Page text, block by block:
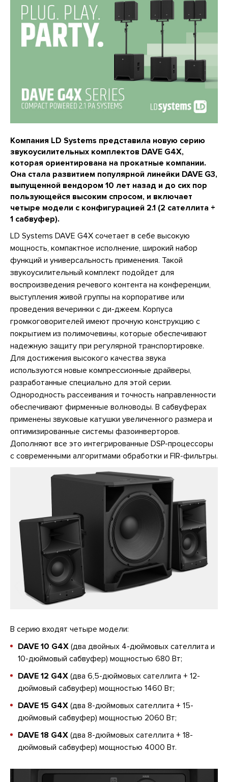
Компания LD Systems представила новую серию
звукоусилительных комплектов DAVE G4X,
которая ориентирована на прокатные компании.
Она стала развитием популярной линейки DAVE G3,
выпущенной вендором 10 лет назад и до сих пор
пользующейся высоким спросом, и включает
четыре модели с конфигурацией 2.1 (2 сателлита +
1 сабвуфер).
LD Systems DAVE G4X сочетает в себе высокую
мощность, компактное исполнение, широкий набор
функций и универсальность применения. Такой
звукоусилительный комплект подойдет для
воспроизведения речевого контента на конференции,
выступления живой группы на корпоративе или
проведения вечеринки с ди-джеем. Корпуса
громкоговорителей имеют прочную конструкцию с
покрытием из полимочевины, которые обеспечивают
надежную защиту при регулярной транспортировке.
Для достижения высокого качества звука
используются новые компрессионные драйверы,
разработанные специально для этой серии.
Однородность рассеивания и точность направленности
обеспечивают фирменные волноводы. В сабвуферах
применены звуковые катушки увеличенного размера и
оптимизированные системы фазоинверторов.
Дополняют все это интегрированные DSP-процессоры
с современными алгоритмами обработки и FIR-фильтры.
В серию входят четыре модели:
DAVE 10 G4X (два двойных 4-дюймовых сателлита и
10-дюймовый сабвуфер) мощностью 680 Вт;
DAVE 12 G4X (два 6,5-дюймовых сателлита + 12-
дюймовый сабвуфер) мощностью 1460 Вт;
DAVE 15 G4X (два 8-дюймовых сателлита + 15-
дюймовый сабвуфер) мощностью 2060 Вт;
DAVE 18 G4X (два 8-дюймовых сателлита + 18-
дюймовый сабвуфер) мощностью 4000 Вт.